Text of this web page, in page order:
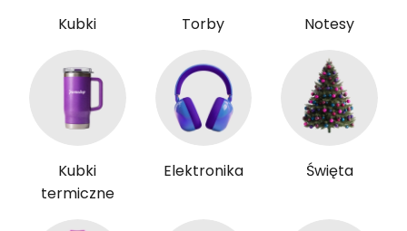
Kubki Torby Notesy
Kubki
termiczne
Elektronika Święta